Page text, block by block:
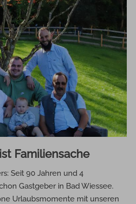
Familiensache
Seit 90 Jahren und 4
Gastgeber in Bad Wiessee.
Urlaubsmomente mit unseren